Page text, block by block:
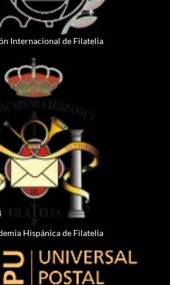
Internacional de Filatelia
Hispánica de Filatelia